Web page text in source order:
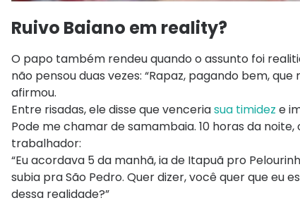
Ruivo Baiano em reality?
O papo também rendeu quando o assunto foi
não pensou duas vezes: “Rapaz, pagando bem,
afirmou.
Entre risadas, ele disse que venceriasua timidez e
Pode me chamar de samambaia. 10 horas da
trabalhador:
“Eu acordava 5 da manhã, ia de Itapuã pro
subia pra São Pedro. Quer dizer, você quer que eu
dessa realidade?”